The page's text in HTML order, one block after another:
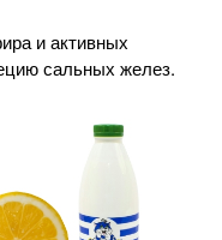
и активных
сальных желез.